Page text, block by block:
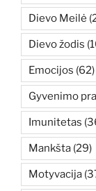
Dievo Meilė
Dievo žodis
Emocijos (62)
Gyvenimo
Imunitetas
Mankšta (29)
Motyvacija